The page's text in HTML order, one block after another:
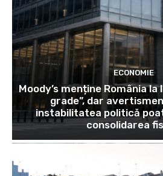
ECONOMIE
Moody’s menține România
grade”, dar
instabilitatea politică
consolidarea